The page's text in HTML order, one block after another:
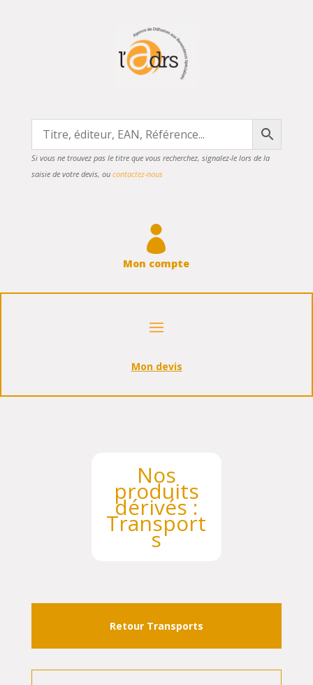
Si vous ne trouvez pas le titre que vous recherchez, signalez-le lors de la
saisie de votre devis, ou contactez-nous

Mon compte
Mon devis
Nos
produits
dérivés :
Transport
s
Retour Transports